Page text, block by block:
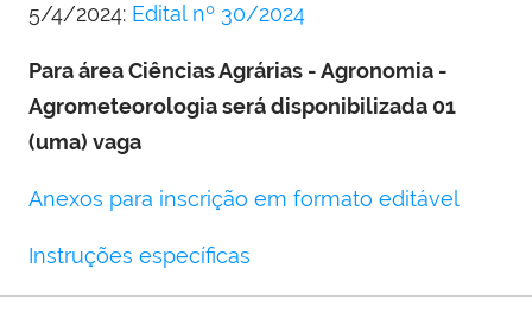
5/4/2024: Edital nº 30/2024
Para área Ciências Agrárias - Agronomia -
Agrometeorologia será disponibilizada 01
(uma) vaga
Anexos para inscrição em formato editável
Instruções específicas